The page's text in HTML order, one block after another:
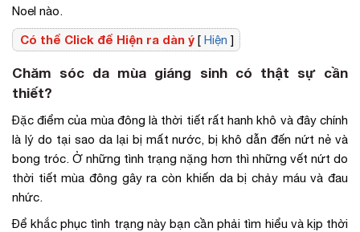
Noel nào.
Có thể Click để Hiện ra dàn ý [ Hiện ]
Chăm sóc da mùa giáng sinh có thật sự cần
thiết?
Đặc điểm của mùa đông là thời tiết rất hanh khô và đây chính
là lý do tại sao da lại bị mất nước, bị khô dẫn đến nứt nẻ và
bong tróc. Ở những tình trạng nặng hơn thì những vết nứt do
thời tiết mùa đông gây ra còn khiến da bị chảy máu và đau
nhức.
Để khắc phục tình trạng này bạn cần phải tìm hiểu và kịp thời